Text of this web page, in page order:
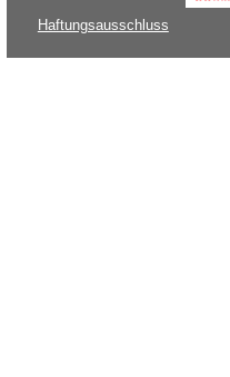
Haftungsausschluss